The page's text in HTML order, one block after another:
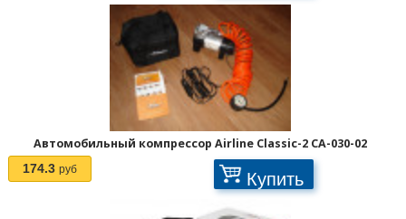
Автомобильный компрессор Airline Classic-2 CA-030-02
174.3 руб Купить